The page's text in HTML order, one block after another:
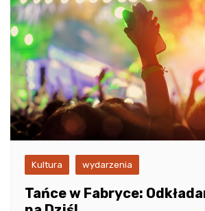
Kultura wydarzenia
Tańce w Fabryce: